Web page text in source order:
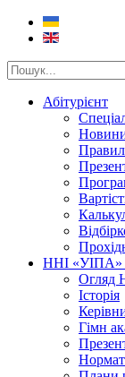
Абітурієнт
Новини
ННІ «УІПА»
Огляд
Історія
Гімн